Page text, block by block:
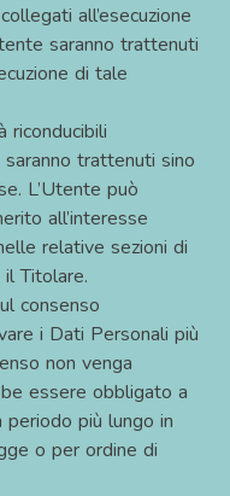
all’esecuzione
saranno trattenuti
di tale
riconducibili
trattenuti sino
L’Utente può
all’interesse
relative sezioni di
Titolare.
consenso
i Dati Personali più
non venga
essere obbligato a
più lungo in
o per ordine di